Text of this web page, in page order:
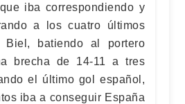
iba correspondiendo y
a los cuatro últimos
Biel, batiendo al portero
brecha de 14-11 a tres
el último gol español,
iba a conseguir España